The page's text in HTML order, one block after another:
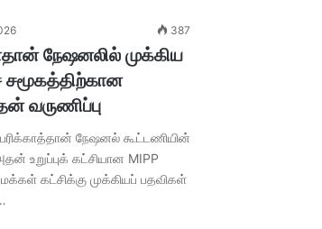
387
நேஷனலில் முக்கிய
வருணிப்பு
நேஷனல் கூட்டணியின்
உறுப்புக் கட்சியான MIPP
கட்சிக்கு முக்கியப் பதவிகள்